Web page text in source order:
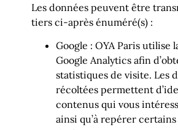
Les données peuvent être
tiers ci-après énuméré(s) :
Google : OYA Paris utilise
Google Analytics afin
statistiques de visite. Les
récoltées permettent
contenus qui vous
ainsi qu’à repérer certains